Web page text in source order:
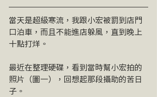
當天是超級寒流，我跟小宏被罰到店門
口泊車，而且不能進店躲風，直到晚上
十點打烊。
最近在整理硬碟，看到當時幫小宏拍的
照片（圖一），回想起那段攝助的苦日
子。